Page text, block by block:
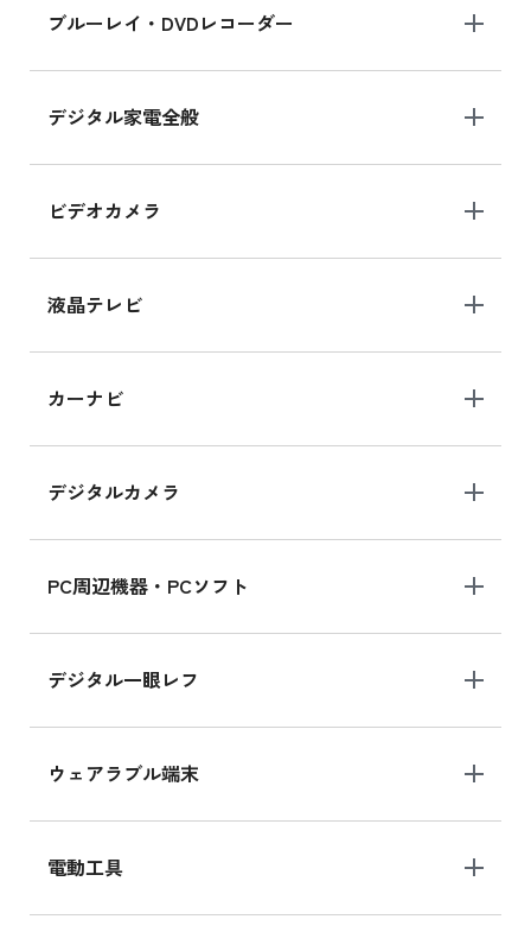
ブルーレイ・DVDレコーダー
デジタル家電全般
ビデオカメラ
液晶テレビ
カーナビ
デジタルカメラ
PC周辺機器・PCソフト
デジタル一眼レフ
ウェアラブル端末
電動工具
iPhone 16 の新品買取価格
iPad Air 11インチ シリーズ
iPad Air 11インチ の新品買取価格
iPhone 15 128GB シリーズ
iPhone 15 128GB の新品買取価格
MK2K3J/Aの新品買取価格はこちら